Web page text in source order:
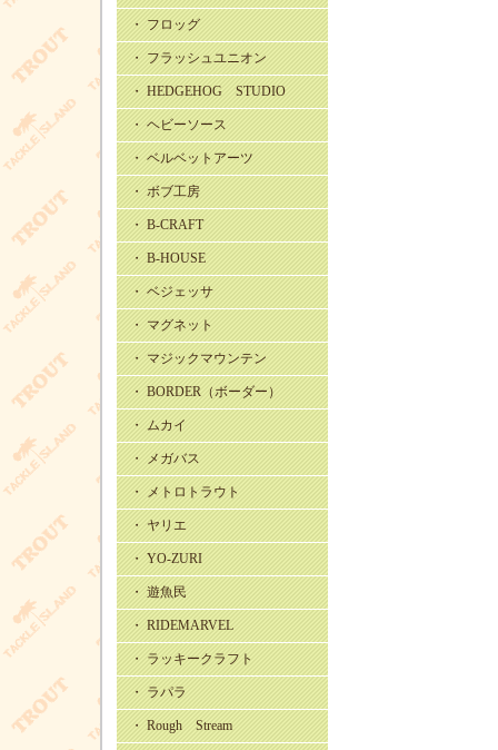
・ フロッグ
・ フラッシュユニオン
・ HEDGEHOG STUDIO
・ ヘビーソース
・ ベルベットアーツ
・ ボブ工房
・ B-CRAFT
・ B-HOUSE
・ ベジェッサ
・ マグネット
・ マジックマウンテン
・ BORDER（ボーダー）
・ ムカイ
・ メガバス
・ メトロトラウト
・ ヤリエ
・ YO-ZURI
・ 遊魚民
・ RIDEMARVEL
・ ラッキークラフト
・ ラパラ
・ Rough Stream